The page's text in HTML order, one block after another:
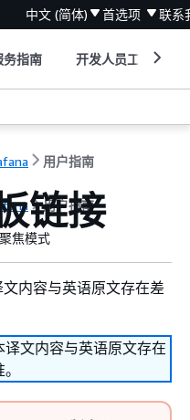
中文 (简体) 首选项 联系
务指南 开发人员工具
用户指南
用户指南
链接
聚焦模式
内容与英语原文存在差
文内容与英语原文存在